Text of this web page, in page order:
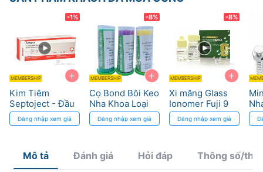
+
-1%
MEMBERSHIP
Kim Tiêm
Septoject - Đầu
kim 3 mặt vát
giảm đau
Đăng nhập xem giá
+
-8%
MEMBERSHIP
Cọ Bond Bôi Keo
Nha Khoa Loại
TốtĐăng nhập xem giá
+
-8%
MEMBERSHIP
Xi măng Glass
Ionomer Fuji 9
GC - Phóng
thích Fluoride
Đăng nhập xem giá
Mô tả Đánh giá Hỏi đáp Thông số/